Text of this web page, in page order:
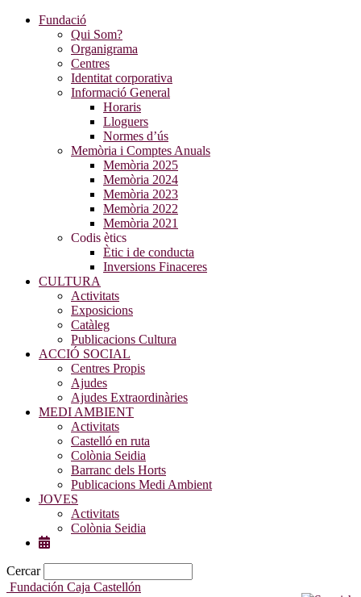
Fundació
Qui Som?
Organigrama
Centres
Identitat corporativa
Informació General
Horaris
Lloguers
Normes d’ús
Memòria i Comptes Anuals
Memòria 2025
Memòria 2024
Memòria 2023
Memòria 2022
Memòria 2021
Codis ètics
Ètic i de conducta
Inversions Finaceres
CULTURA
Activitats
Exposicions
Catàleg
Publicacions Cultura
ACCIÓ SOCIAL
Centres Propis
Ajudes
Ajudes Extraordinàries
MEDI AMBIENT
Activitats
Castelló en ruta
Colònia Seidia
Barranc dels Horts
Publicacions Medi Ambient
JOVES
Activitats
Colònia Seidia
Cercar
Fundación Caja Castellón